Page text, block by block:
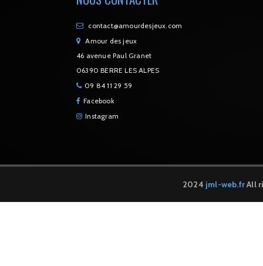
contact@amourdesjeux.com
Amour des jeux
46 avenue Paul Granet
06390 BERRE LES ALPES
09 84 11 29 59
Facebook
Instagram
2024 jml-web.frAll